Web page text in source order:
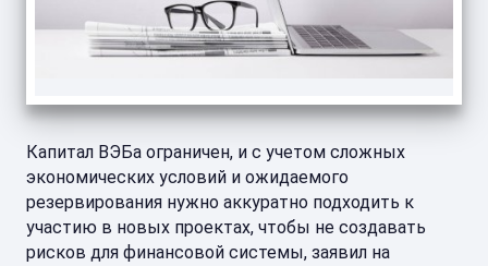
Капитал ВЭБа ограничен, и с учетом сложных
экономических условий и ожидаемого
резервирования нужно аккуратно подходить к
участию в новых проектах, чтобы не создавать
рисков для финансовой системы, заявил на